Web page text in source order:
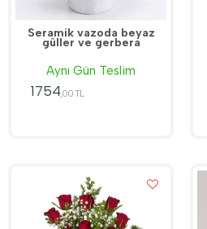
Seramik vazoda beyaz
güller ve gerbera
Aynı Gün Teslim
1754 ,00 TL